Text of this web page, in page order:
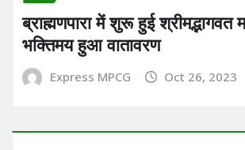
ब्राह्मणपारा में शुरू हुई श्रीमद्भागवत
भक्तिमय हुआ वातावरण
Express MPCG Oct 26, 2023